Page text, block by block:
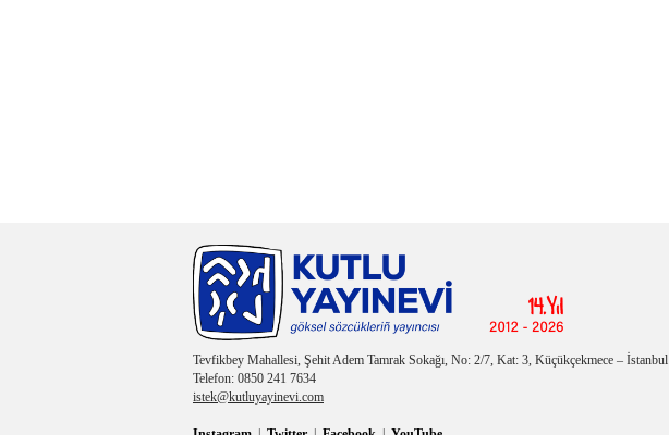
Tevfikbey Mahallesi, Şehit Adem Tamrak Sokağı, No: 2/7, Kat: 3, Küçükçekmece – İstanbul
Telefon: 0850 241 7634
istek@kutluyayinevi.com